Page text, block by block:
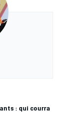
: qui courra